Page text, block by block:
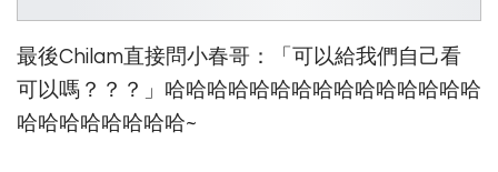
最後Chilam直接問小春哥：「可以給我們自己看
可以嗎？？？」哈哈哈哈哈哈哈哈哈哈哈哈哈哈哈
哈哈哈哈哈哈哈哈~